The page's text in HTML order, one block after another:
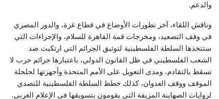
والدعم.
وناقش اللقاء، آخر تطورات الأوضاع في قطاع غزة، والدور المصري
في وقف التصعيد، ومخرجات قمة القاهرة للسلام، والإجراءات التي
ستتخذها السلطة الفلسطينية لتوثيق الجرائم التي ارتكبت ضد
الشعب الفلسطيني في ظل القانون الدولي، باعتبارها جرائم حرب لا
تسقط بالتقادم، ومدى التعويل على الأمم المتحدة وأجهزتها لحلحلة
الموقف ووقف العدوان، كذلك خطط السلطة الفلسطينية للتصدي
لروايات الصهاينة المزيفة التي يقومون بتسويقها في الإعلام الغربي.